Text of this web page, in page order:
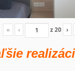
« ‹ z20 ›